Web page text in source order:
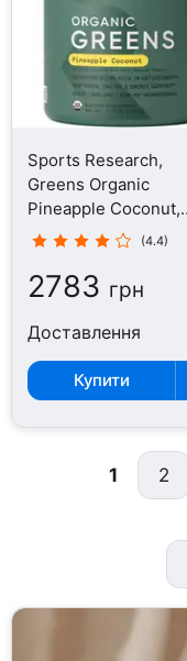
Sports Research,
Greens Organic
Pineapple Coconut,
Суперфуд, 220 г(4.4)
2783 грн
Доставлення
Купити
1 2